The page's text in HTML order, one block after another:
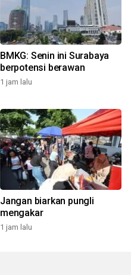
BMKG: Senin ini Surabaya
berpotensi berawan
1 jam lalu
Jangan biarkan pungli
mengakar
1 jam lalu